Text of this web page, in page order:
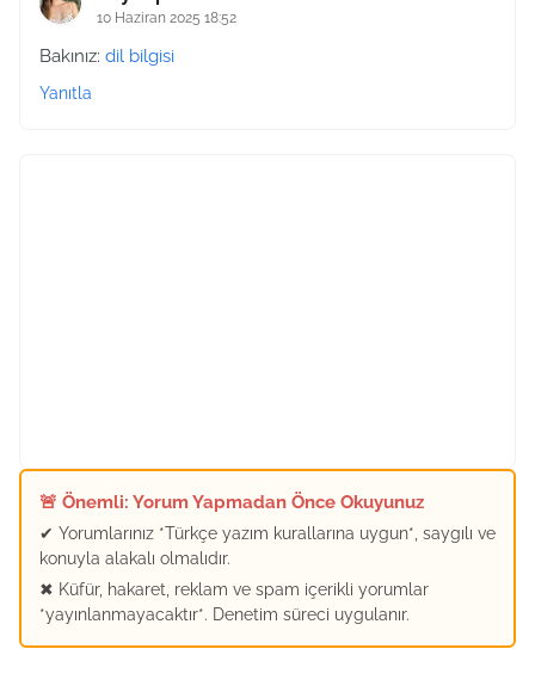
10 Haziran 2025 18:52
Bakınız: dil bilgisi
Yanıtla
🚨 Önemli: Yorum Yapmadan Önce Okuyunuz
✔ Yorumlarınız *Türkçe yazım kurallarına uygun*, saygılı ve
konuyla alakalı olmalıdır.
✖ Küfür, hakaret, reklam ve spam içerikli yorumlar
*yayınlanmayacaktır*. Denetim süreci uygulanır.